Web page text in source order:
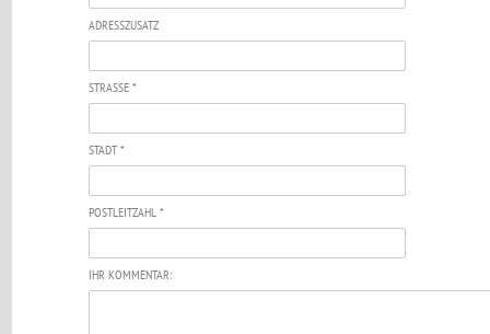
ADRESSZUSATZ
STRASSE *
STADT *
POSTLEITZAHL *
IHR KOMMENTAR: